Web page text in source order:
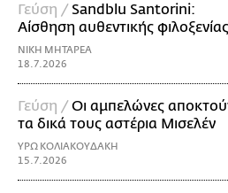
Γεύση / Sandblu Santorini:
Αίσθηση αυθεντικής φιλοξενίας
ΝΙΚΗ ΜΗΤΑΡΕΑ
18.7.2026
Γεύση /Οι αμπελώνες
τα δικά τους αστέρια Μισελέν
ΥΡΩ ΚΟΛΙΑΚΟΥΔΑΚΗ
15.7.2026